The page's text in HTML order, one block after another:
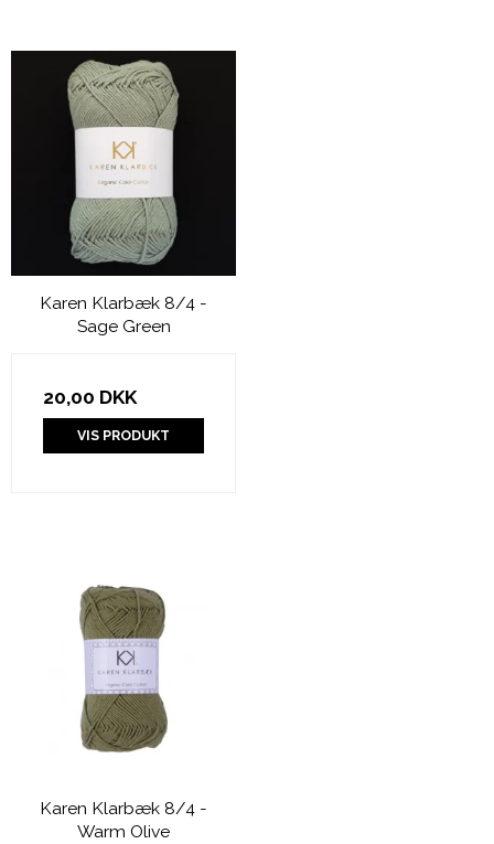
Karen Klarbæk 8/4 -
Sage Green
20,00 DKK
VIS PRODUKT
Karen Klarbæk 8/4 -
Warm Olive